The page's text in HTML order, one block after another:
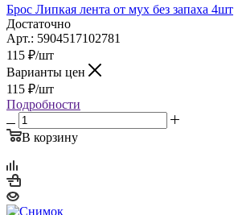
Брос Липкая лента от мух без запаха 4шт
Достаточно
Арт.: 5904517102781
115 ₽/шт
Варианты цен
115 ₽/шт
Подробности
В корзину